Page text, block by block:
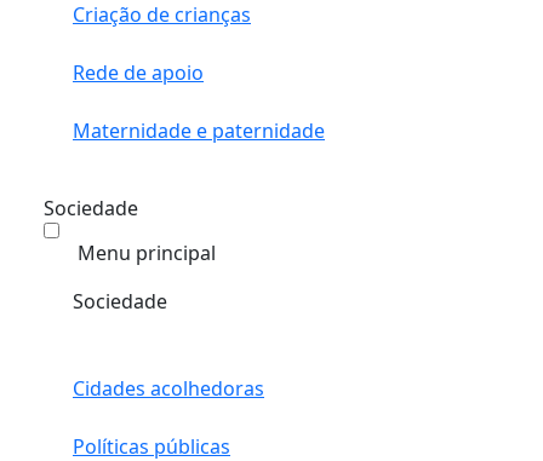
Criação de crianças
Rede de apoio
Maternidade e paternidade
Sociedade
Menu principal
Sociedade
Cidades acolhedoras
Políticas públicas